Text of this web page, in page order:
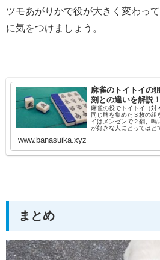
ツモあがりかで役が大きく変わっ
に気をつけましょう。
麻雀のトイトイの
刻との違いを解説！
麻雀の役でトイトイ（対
同じ牌を集めた３枚の組
イはメンゼンで２翻、鳴
が好きな人にとってはと
www.banasuika.xyz
まとめ